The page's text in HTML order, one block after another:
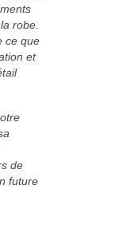
robe.
ce que
et
de
future